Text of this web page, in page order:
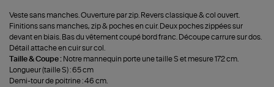
Veste sans manches. Ouverture par zip. Revers classique & col ouvert.
Finitions sans manches, zip & poches en cuir. Deux poches zippées sur
devant en biais. Bas du vêtement coupé bord franc. Découpe carrure sur dos.
Détail attache en cuir sur col.
Taille & Coupe : Notre mannequin porte une taille S et mesure 172 cm.
Longueur (taille S) : 65 cm
Demi-tour de poitrine : 46 cm.